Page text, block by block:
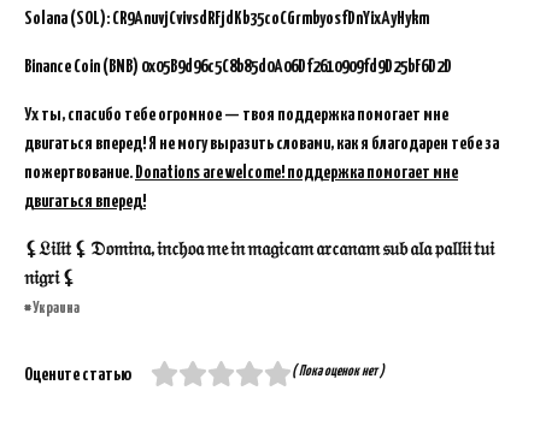
Solana (SOL): CR9AnuvjCvivsdRFjdKb35coCGrmbyosfDnYixAyHykm
Binance Coin (BNB) 0x05B9d96c5C8b85d0A06Df2610909fd9D25bF6D2D
Ух ты, спасибо тебе огромное — твоя поддержка помогает мне
двигаться вперед! Я не могу выразить словами, как я благодарен тебе за
пожертвование. Donations are welcome! поддержка помогает мне
двигаться вперед!
⚸𝔏𝔦𝔩𝔦𝔱 ⚸ 𝔇𝔬𝔪𝔦𝔫𝔞, 𝔦𝔫𝔠𝔥𝔬𝔞 𝔪𝔢 𝔦𝔫 𝔪𝔞𝔤𝔦𝔠𝔞𝔪 𝔞𝔯𝔠𝔞𝔫𝔞𝔪 𝔰𝔲𝔟 𝔞𝔩𝔞 𝔭𝔞𝔩𝔩𝔦𝔦 𝔱𝔲𝔦
𝔫𝔦𝔤𝔯𝔦 ⚸
Украина
Оцените статью ( Пока оценок нет )